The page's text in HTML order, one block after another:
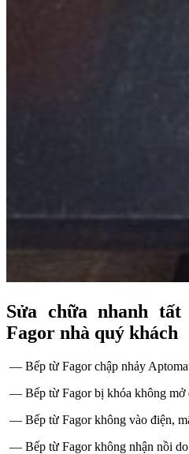
Sửa chữa nhanh
Fagor nhà quý khách
— Bếp từ Fagor chập nhảy
— Bếp từ Fagor bị khóa không mở
— Bếp từ Fagor không vào điện,
— Bếp từ Fagor không nhận nồi do